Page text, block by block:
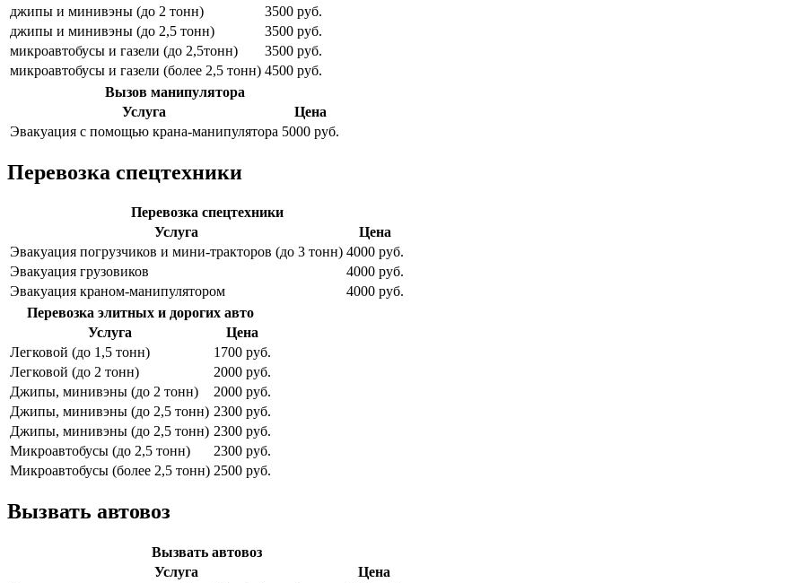
джипы и минивэны (до 2 тонн)
3500 руб.
джипы и минивэны (до 2,5 тонн)
3500 руб.
микроавтобусы и газели (до 2,5тонн)
3500 руб.
микроавтобусы и газели (более 2,5 тонн) 4500 руб.
Вызов манипулятора
Услуга
Цена
Эвакуация с помощью крана-манипулятора 5000 руб.
Перевозка спецтехники
Перевозка спецтехники
Услуга
Цена
Эвакуация погрузчиков и мини-тракторов (до 3 тонн) 4000 руб.
Эвакуация грузовиков
4000 руб.
Эвакуация краном-манипулятором
4000 руб.
Перевозка элитных и дорогих авто
Услуга
Цена
Легковой (до 1,5 тонн)
1700 руб.
Легковой (до 2 тонн)
2000 руб.
Джипы, минивэны (до 2 тонн)
2000 руб.
Джипы, минивэны (до 2,5 тонн) 2300 руб.
Джипы, минивэны (до 2,5 тонн) 2300 руб.
Микроавтобусы (до 2,5 тонн)
2300 руб.
Микроавтобусы (более 2,5 тонн) 2500 руб.
Вызвать автовоз
Вызвать автовоз
Услуга
Цена